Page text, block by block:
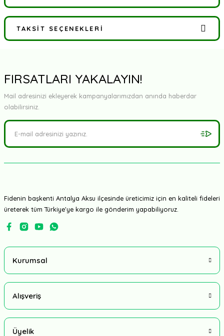
Bu ürüne ilk yorumu siz yapın!
TAKSIT SEÇENEKLERI
FIRSATLARI YAKALAYIN!
Mail adresinizi ekleyerek kampanyalarımızdan anında haberdar
olabilirsiniz.
Fidenin başkenti Antalya Aksu ilçesinde üreticimiz için en kaliteli fideleri
üreterek tüm Türkiye'ye kargo ile gönderim yapabiliyoruz.
Kurumsal
Alışveriş
Üyelik